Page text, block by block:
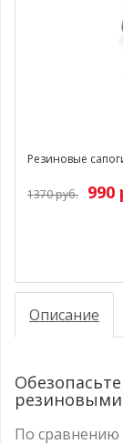
Резиновые
1370 руб. 990
Описание
резиновыми
По сравнению